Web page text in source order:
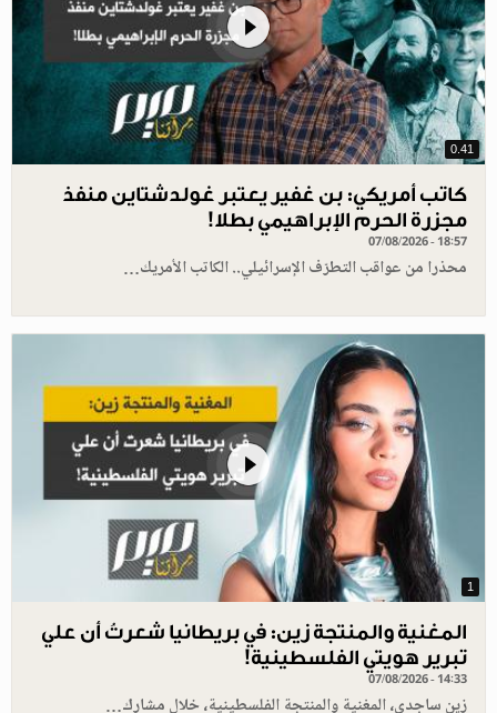
0.41
كاتب أمريكي: بن غفير يعتبر غولدشتاين منفذ
مجزرة الحرم الإبراهيمي بطلا!
07/08/2026 - 18:57
محذرا من عواقب التطرّف الإسرائيلي.. الكاتب الأمريك…
1
المغنية والمنتجة زين: في بريطانيا شعرتُ أن علي
تبرير هويتي الفلسطينية!
07/08/2026 - 14:33
زين ساجدي، المغنية والمنتجة الفلسطينية، خلال مشارك…